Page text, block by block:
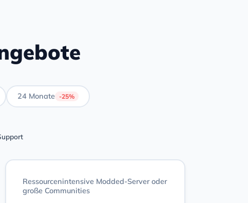
24 Monate -25%
Ressourcenintensive Modded-Server oder
große Communities